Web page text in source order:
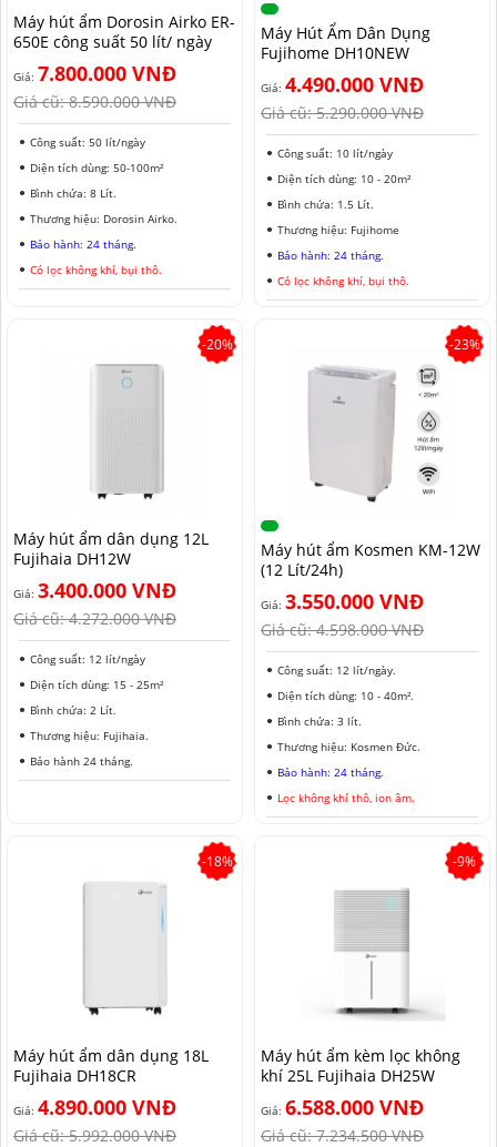
MÁY HÚT ẨM ROTOR
MÁY HÚT ẨM HARISON
MÁY HÚT ẨM FUJIHAIA
MÁY HÚT ẨM EDISON
MÁY LỌC KHÔNG KHÍ LG
MÁY LỌC KHÔNG KHÍ FUJIE
MÁY LỌC KHÔNG KHÍ HITACHI
MÁY LỌC KHÔNG KHÍ PANASONIC
MÁY LỌC KHÔNG KHÍ Ô TÔ
MÁY HÚT ẨM ROTOR
MÁY HÚT ẨM HARISON
MÁY HÚT ẨM FUJIHAIA
MÁY HÚT ẨM EDISON
TIN TỨC MÁY LẠNH DI ĐỘNG
TIN TỨC TỦ CHỐNG ẨM
TIN TỨC QUẠT ĐỐI LƯU
LONG AN
ĐỒNG NAI
SƠN LA
ĐỒNG THÁP
KHÁNH HÒA
QUẢNG NAM
ĐỒNG THÁP
HÀ NAM
KIÊN GIANG
LÂM ĐỒNG
HẢI PHÒNG
Máy hút ẩm Dorosin Airko ER-
650E công suất 50 lít/ ngày
Giá: 7.800.000 VNĐ
Giá cũ:8.590.000 VNĐ
Công suất: 50 lít/ngày
Diện tích dùng: 50-100m²
Bình chứa: 8 Lít.
Thương hiệu: Dorosin Airko.
Bảo hành: 24 tháng.
Có lọc không khí, bụi thô.
Máy Hút Ẩm Dân Dụng
Fujihome DH10NEW
Giá: 4.490.000 VNĐ
Giá cũ:5.290.000 VNĐ
Công suất: 10 lít/ngày
Diện tích dùng: 10 - 20m²
Bình chứa: 1.5 Lít.
Thương hiệu: Fujihome
Bảo hành: 24 tháng.
Có lọc không khí, bụi thô.
-20%
Máy hút ẩm dân dụng 12L
Fujihaia DH12W
Giá: 3.400.000 VNĐ
Giá cũ:4.272.000 VNĐ
Công suất: 12 lít/ngày
Diện tích dùng: 15 - 25m²
Bình chứa: 2 Lít.
Thương hiệu: Fujihaia.
Bảo hành 24 tháng.
-23%
Máy hút ẩm Kosmen KM-12W
(12 Lít/24h)
Giá: 3.550.000 VNĐ
Giá cũ:4.598.000 VNĐ
Công suất: 12 lít/ngày.
Diện tích dùng: 10 - 40m².
Bình chứa: 3 lít.
Thương hiệu: Kosmen Đức.
Bảo hành: 24 tháng.
Lọc không khí thô, ion âm.
-18%
Máy hút ẩm dân dụng 18L
Fujihaia DH18CR
Giá: 4.890.000 VNĐ
Giá cũ:5.992.000 VNĐ
-9%
Máy hút ẩm kèm lọc không
khí 25L Fujihaia DH25W
Giá: 6.588.000 VNĐ
Giá cũ:7.234.500 VNĐ